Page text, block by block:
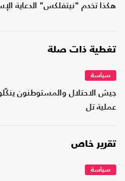
هكذا تخدم "نيتفلكس" الدعاية
تغطية ذات صلة
سياسة
جيش الاحتلال والمستوطنون
عملية تل
تقرير خاص
سياسة